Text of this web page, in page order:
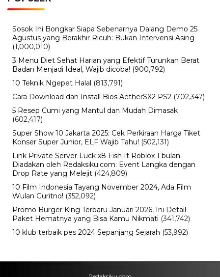
Harga Pertamax Hari Ini Terbaru, Cek Daftar Harga
BERITA TERBARU
Viral
Belasan Penumpang, Polisi Tetapkan
Dua Tersangka
Kamis, 6 Agu 2026 - 15:46 WIB
Viral
Sarwendah Disebut Setia Dampingi
Ruben Onsu Saat Kondisi Kritis, Ini
Kabar Terbarunya
Kamis, 6 Agu 2026 - 15:25 WIB
Sejarah
Cara Ikut Upacara Kemerdekaan di
Istana 17 Agustus 2026, Syarat dan
Link Pendaftaran
Kamis, 6 Agu 2026 - 15:19 WIB
Keuangan
Terbaru